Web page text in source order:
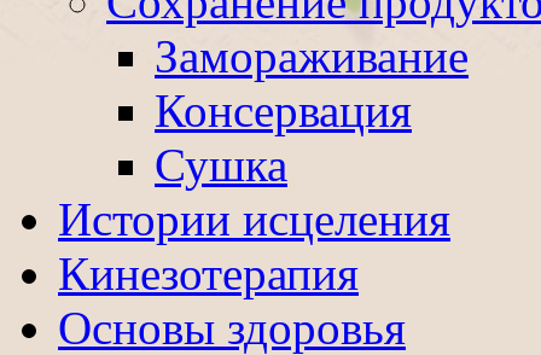
Замораживание
Консервация
Сушка
Истории исцеления
Кинезотерапия
Основы здоровья